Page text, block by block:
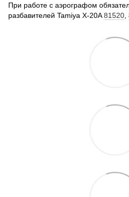
При работе с аэрографом
разбавителей Tamiya X-20A81520